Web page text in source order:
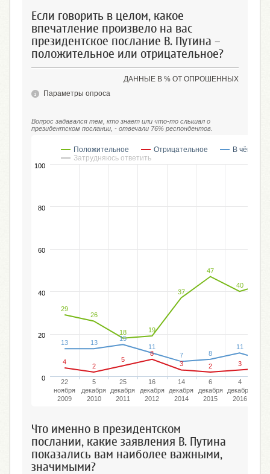
Если говорить в целом, какое
впечатление произвело на вас
президентское послание В. Путина –
положительное или отрицательное?
ДАННЫЕ В % ОТ ОПРОШЕННЫХ
Параметры опроса
Вопрос задавался тем, кто знает или что-то слышал о
президентском послании, - отвечали 76% респондентов.
13 13
15
11
7
8
11
4
2
5
8
3
2 3
29
26
18 19
37
47
40
Положительное Отрицательное
В чём-то
Затрудняюсь ответить
22
ноября
2009
5
декабря
2010
25
декабря
2011
16
декабря
2012
14
декабря
2014
6
декабря
2015
4
декабря
2016
0
20
40
60
80
100
Что именно в президентском
послании, какие заявления В. Путина
показались вам наиболее важными,
значимыми?